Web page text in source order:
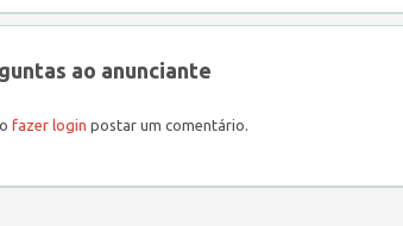
ao anunciante
fazer login postar um comentário.